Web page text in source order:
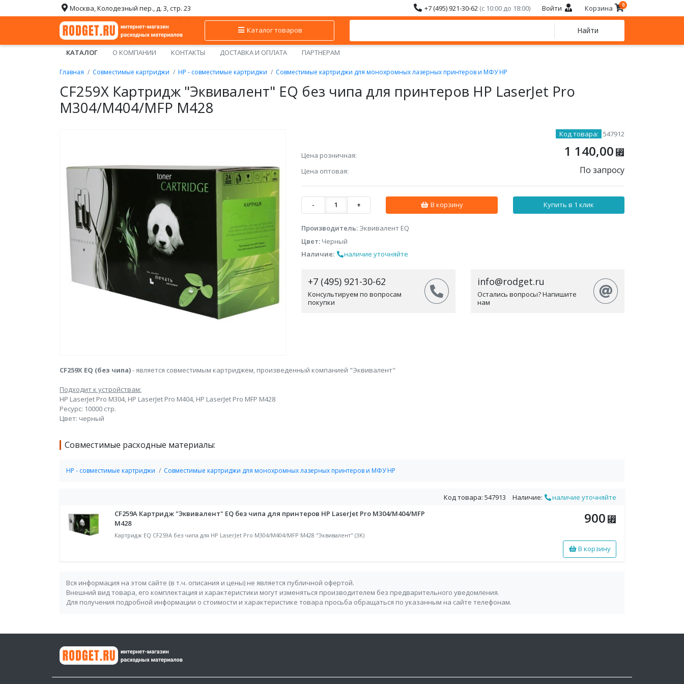
Москва, Колодезный пер., д. 3, стр. 23 +7 (495) 921-30-62 (с 10:00 до 18:00) Войти Корзина 0
Каталог товаров Найти
КАТАЛОГ О КОМПАНИИ КОНТАКТЫ ДОСТАВКА И ОПЛАТА ПАРТНЕРАМ
Главная Совместимые картриджи HP - совместимые картриджи Совместимые картриджи для монохромных лазерных принтеров и МФУ HP
CF259X Картридж "Эквивалент" EQ без чипа для принтеров HP LaserJet Pro
M304/M404/MFP M428
Код товара: 547912
Цена розничная: 1 140,00 ⃏
Цена оптовая: По запросу
- 1 + В корзину Купить в 1 клик
Производитель: Эквивалент EQ
Цвет: Черный
Наличие:
наличие уточняйте
+7 (495) 921-30-62
Консультируем по вопросам
покупки
info@rodget.ru
Остались вопросы? Напишите
нам
CF259X EQ (без чипа)- является совместимым картриджем, произведенный компанией "Эквивалент"
Подходит к устройствам:
HP LaserJet Pro M304, HP LaserJet Pro M404, HP LaserJet Pro MFP M428
Ресурс: 10000 стр.
Цвет: черный
Совместимые расходные материалы:
HP - совместимые картриджи Совместимые картриджи для монохромных лазерных принтеров и МФУ HP
Код товара: 547913 Наличие:
наличие уточняйте
CF259A Картридж "Эквивалент" EQ без чипа для принтеров HP LaserJet Pro M304/M404/MFP
M428
Картридж EQ CF259A без чипа для HP LaserJet Pro M304/M404/MFP M428 "Эквивалент" (3K)
900 ⃏
В корзину
Вся информация на этом сайте (в т.ч. описания и цены) не является публичной офертой.
Внешний вид товара, его комплектация и характеристики могут изменяться производителем без предварительного уведомления.
Для получения подробной информации о стоимости и характеристике товара просьба обращаться по указанным на сайте телефонам.